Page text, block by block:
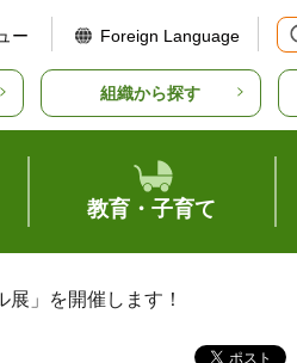
ー Foreign Language
組織から探す
教育・子育て
」を開催します！